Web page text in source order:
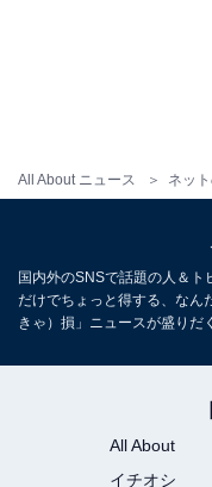
All About ニュース ネッ
国内外のSNSで話題の人＆ト
だけでちょっと得する、なん
きゃ）損」ニュースが盛りだ
All About
イチオシ